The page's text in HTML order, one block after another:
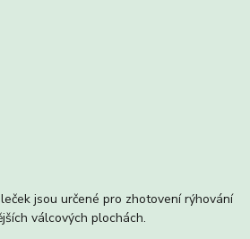
jsou určené pro zhotovení rýhování
válcových plochách.